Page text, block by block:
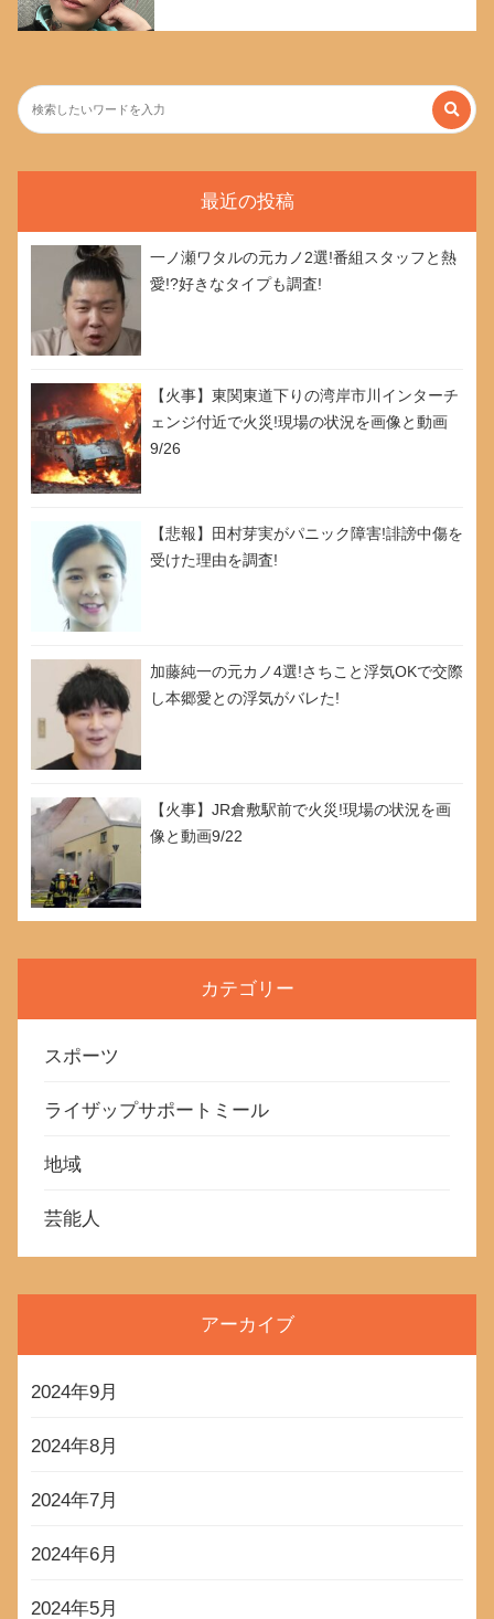
最近の投稿
一ノ瀬ワタルの元カノ2選!番組スタッフと熱
愛!?好きなタイプも調査!
【火事】東関東道下りの湾岸市川インターチ
ェンジ付近で火災!現場の状況を画像と動画
9/26
【悲報】田村芽実がパニック障害!誹謗中傷を
受けた理由を調査!
加藤純一の元カノ4選!さちこと浮気OKで交際
し本郷愛との浮気がバレた!
【火事】JR倉敷駅前で火災!現場の状況を画
像と動画9/22
カテゴリー
スポーツ
ライザップサポートミール
地域
芸能人
アーカイブ
2024年9月
2024年8月
2024年7月
2024年6月
2024年5月